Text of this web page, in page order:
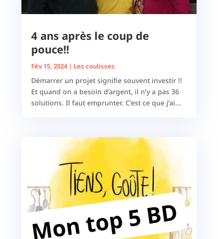
4 ans après le coup de
pouce!!
Fév 15, 2024| Les coulisses
Démarrer un projet signifie souvent investir !!
Et quand on a besoin d’argent, il n’y a pas 36
solutions. Il faut emprunter. C’est ce que j’ai...